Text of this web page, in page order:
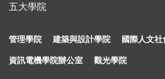
五大學院
管理學院 建築與設計學院 國際人文
資訊電機學院辦公室 觀光學院